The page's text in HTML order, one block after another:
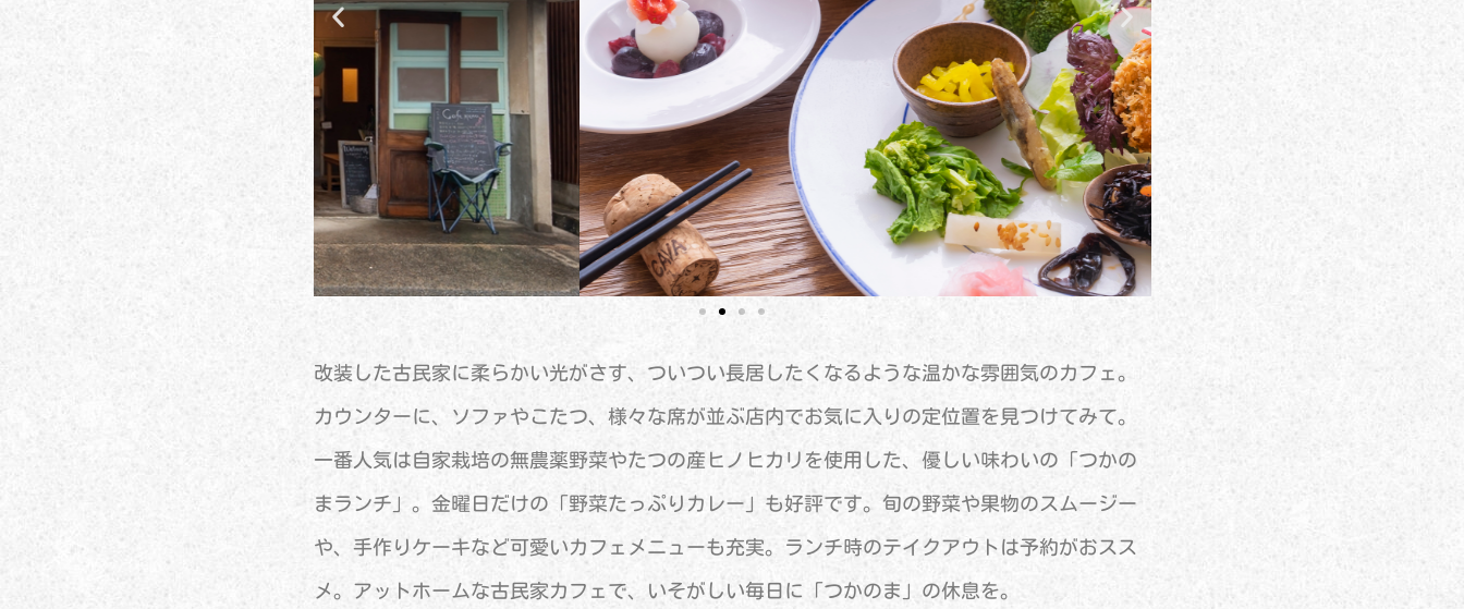
改装した古民家に柔らかい光がさす、ついつい長居したくなるような温かな雰囲気のカフェ。
カウンターに、ソファやこたつ、様々な席が並ぶ店内でお気に入りの定位置を見つけてみて。
一番人気は自家栽培の無農薬野菜やたつの産ヒノヒカリを使用した、優しい味わいの「つかの
まランチ」。金曜日だけの「野菜たっぷりカレー」も好評です。旬の野菜や果物のスムージー
や、手作りケーキなど可愛いカフェメニューも充実。ランチ時のテイクアウトは予約がおスス
メ。アットホームな古民家カフェで、いそがしい毎日に「つかのま」の休息を。